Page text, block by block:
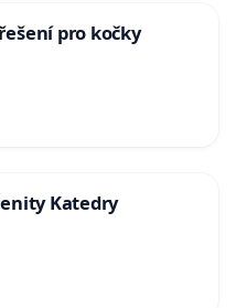
pro kočky
Katedry